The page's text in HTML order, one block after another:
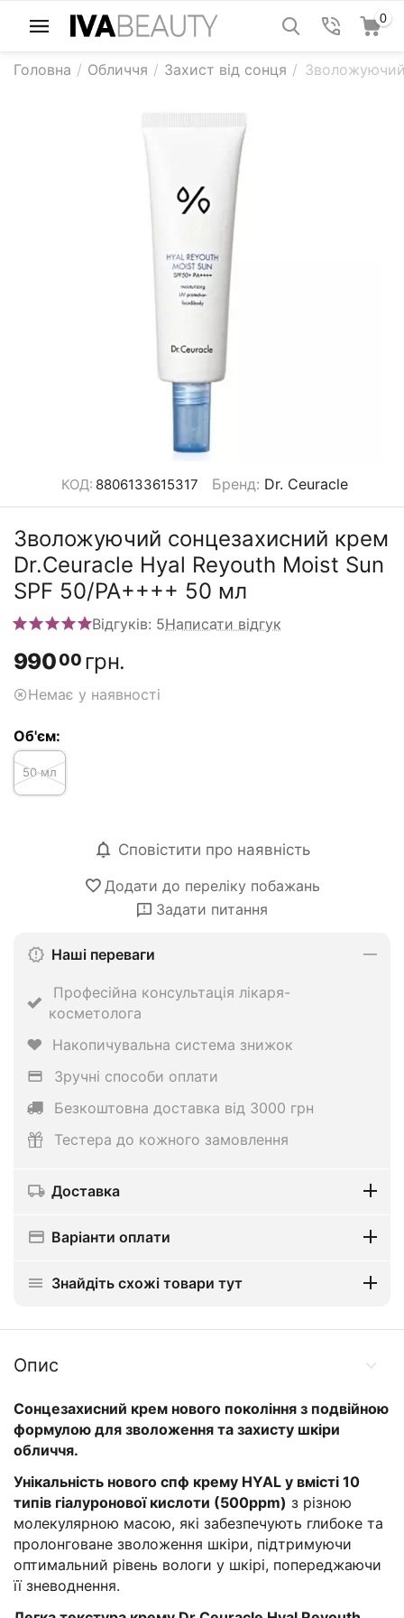
0
Головна / Обличчя / Захист від сонця /
КОД: 8806133615317 Бренд: Dr. Ceuracle
Зволожуючий сонцезахисний крем
Dr.Ceuracle Hyal Reyouth Moist Sun
SPF 50/PA++++ 50 мл
Відгуків: 5Написати відгук
99000 грн.
Немає у наявності
Об'єм:
50 мл
Сповістити про наявність
Додати до переліку побажань
Задати питання
Наші переваги
Професійна консультація лікаря-
косметолога
Накопичувальна система знижок
Зручні способи оплати
Безкоштовна доставка від 3000 грн
Тестера до кожного замовлення
Доставка
Варіанти оплати
Знайдіть схожі товари тут
Опис
Сонцезахисний крем нового покоління з подвійною
формулою для зволоження та захисту шкіри
обличчя.
Унікальність нового спф крему HYAL у вмісті 10
типів гіалуронової кислоти (500ppm) з різною
молекулярною масою, які забезпечують глибоке та
пролонговане зволоження шкіри, підтримуючи
оптимальний рівень вологи у шкірі, попереджаючи
її зневоднення.